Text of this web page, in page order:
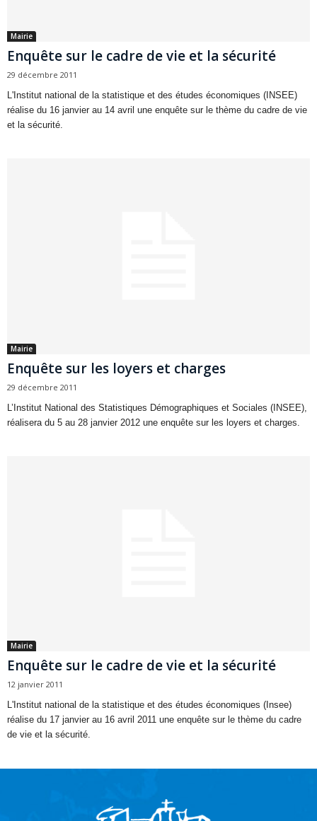
Mairie
Enquête sur le cadre de vie et la sécurité
29 décembre 2011
L'Institut national de la statistique et des études économiques (INSEE)
réalise du 16 janvier au 14 avril une enquête sur le thème du cadre de vie
et la sécurité.
Mairie
Enquête sur les loyers et charges
29 décembre 2011
L’Institut National des Statistiques Démographiques et Sociales (INSEE),
réalisera du 5 au 28 janvier 2012 une enquête sur les loyers et charges.
Mairie
Enquête sur le cadre de vie et la sécurité
12 janvier 2011
L'Institut national de la statistique et des études économiques (Insee)
réalise du 17 janvier au 16 avril 2011 une enquête sur le thème du cadre
de vie et la sécurité.